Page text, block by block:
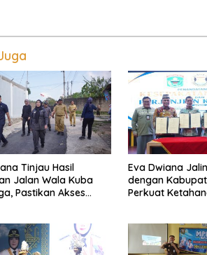
Tinjau Hasil
Jalan Wala Kuba
Pastikan Akses
Eva Dwiana
dengan
Perkuat